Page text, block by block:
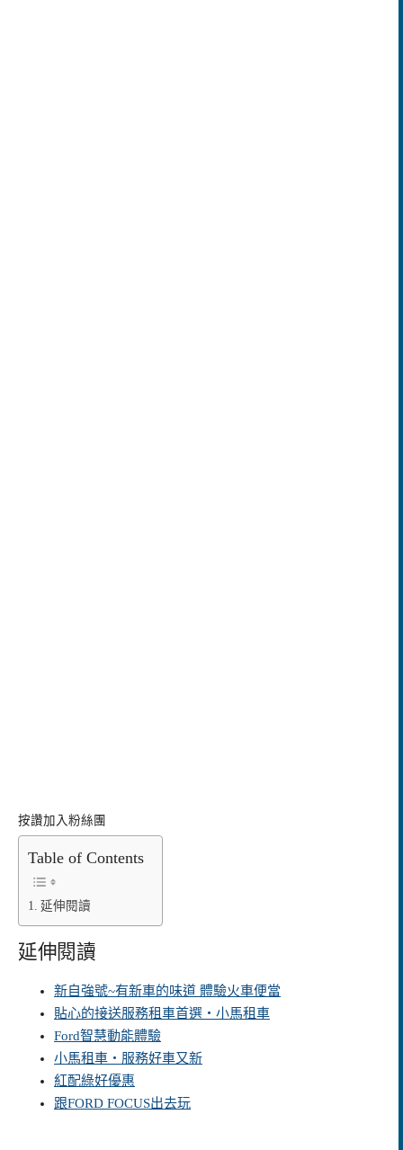
按讚加入粉絲團
Table of Contents
延伸閱讀
延伸閱讀
新自強號~有新車的味道 體驗火車便當
貼心的接送服務租車首選‧小馬租車
Ford智慧動能體驗
小馬租車‧服務好車又新
紅配綠好優惠
跟FORD FOCUS出去玩